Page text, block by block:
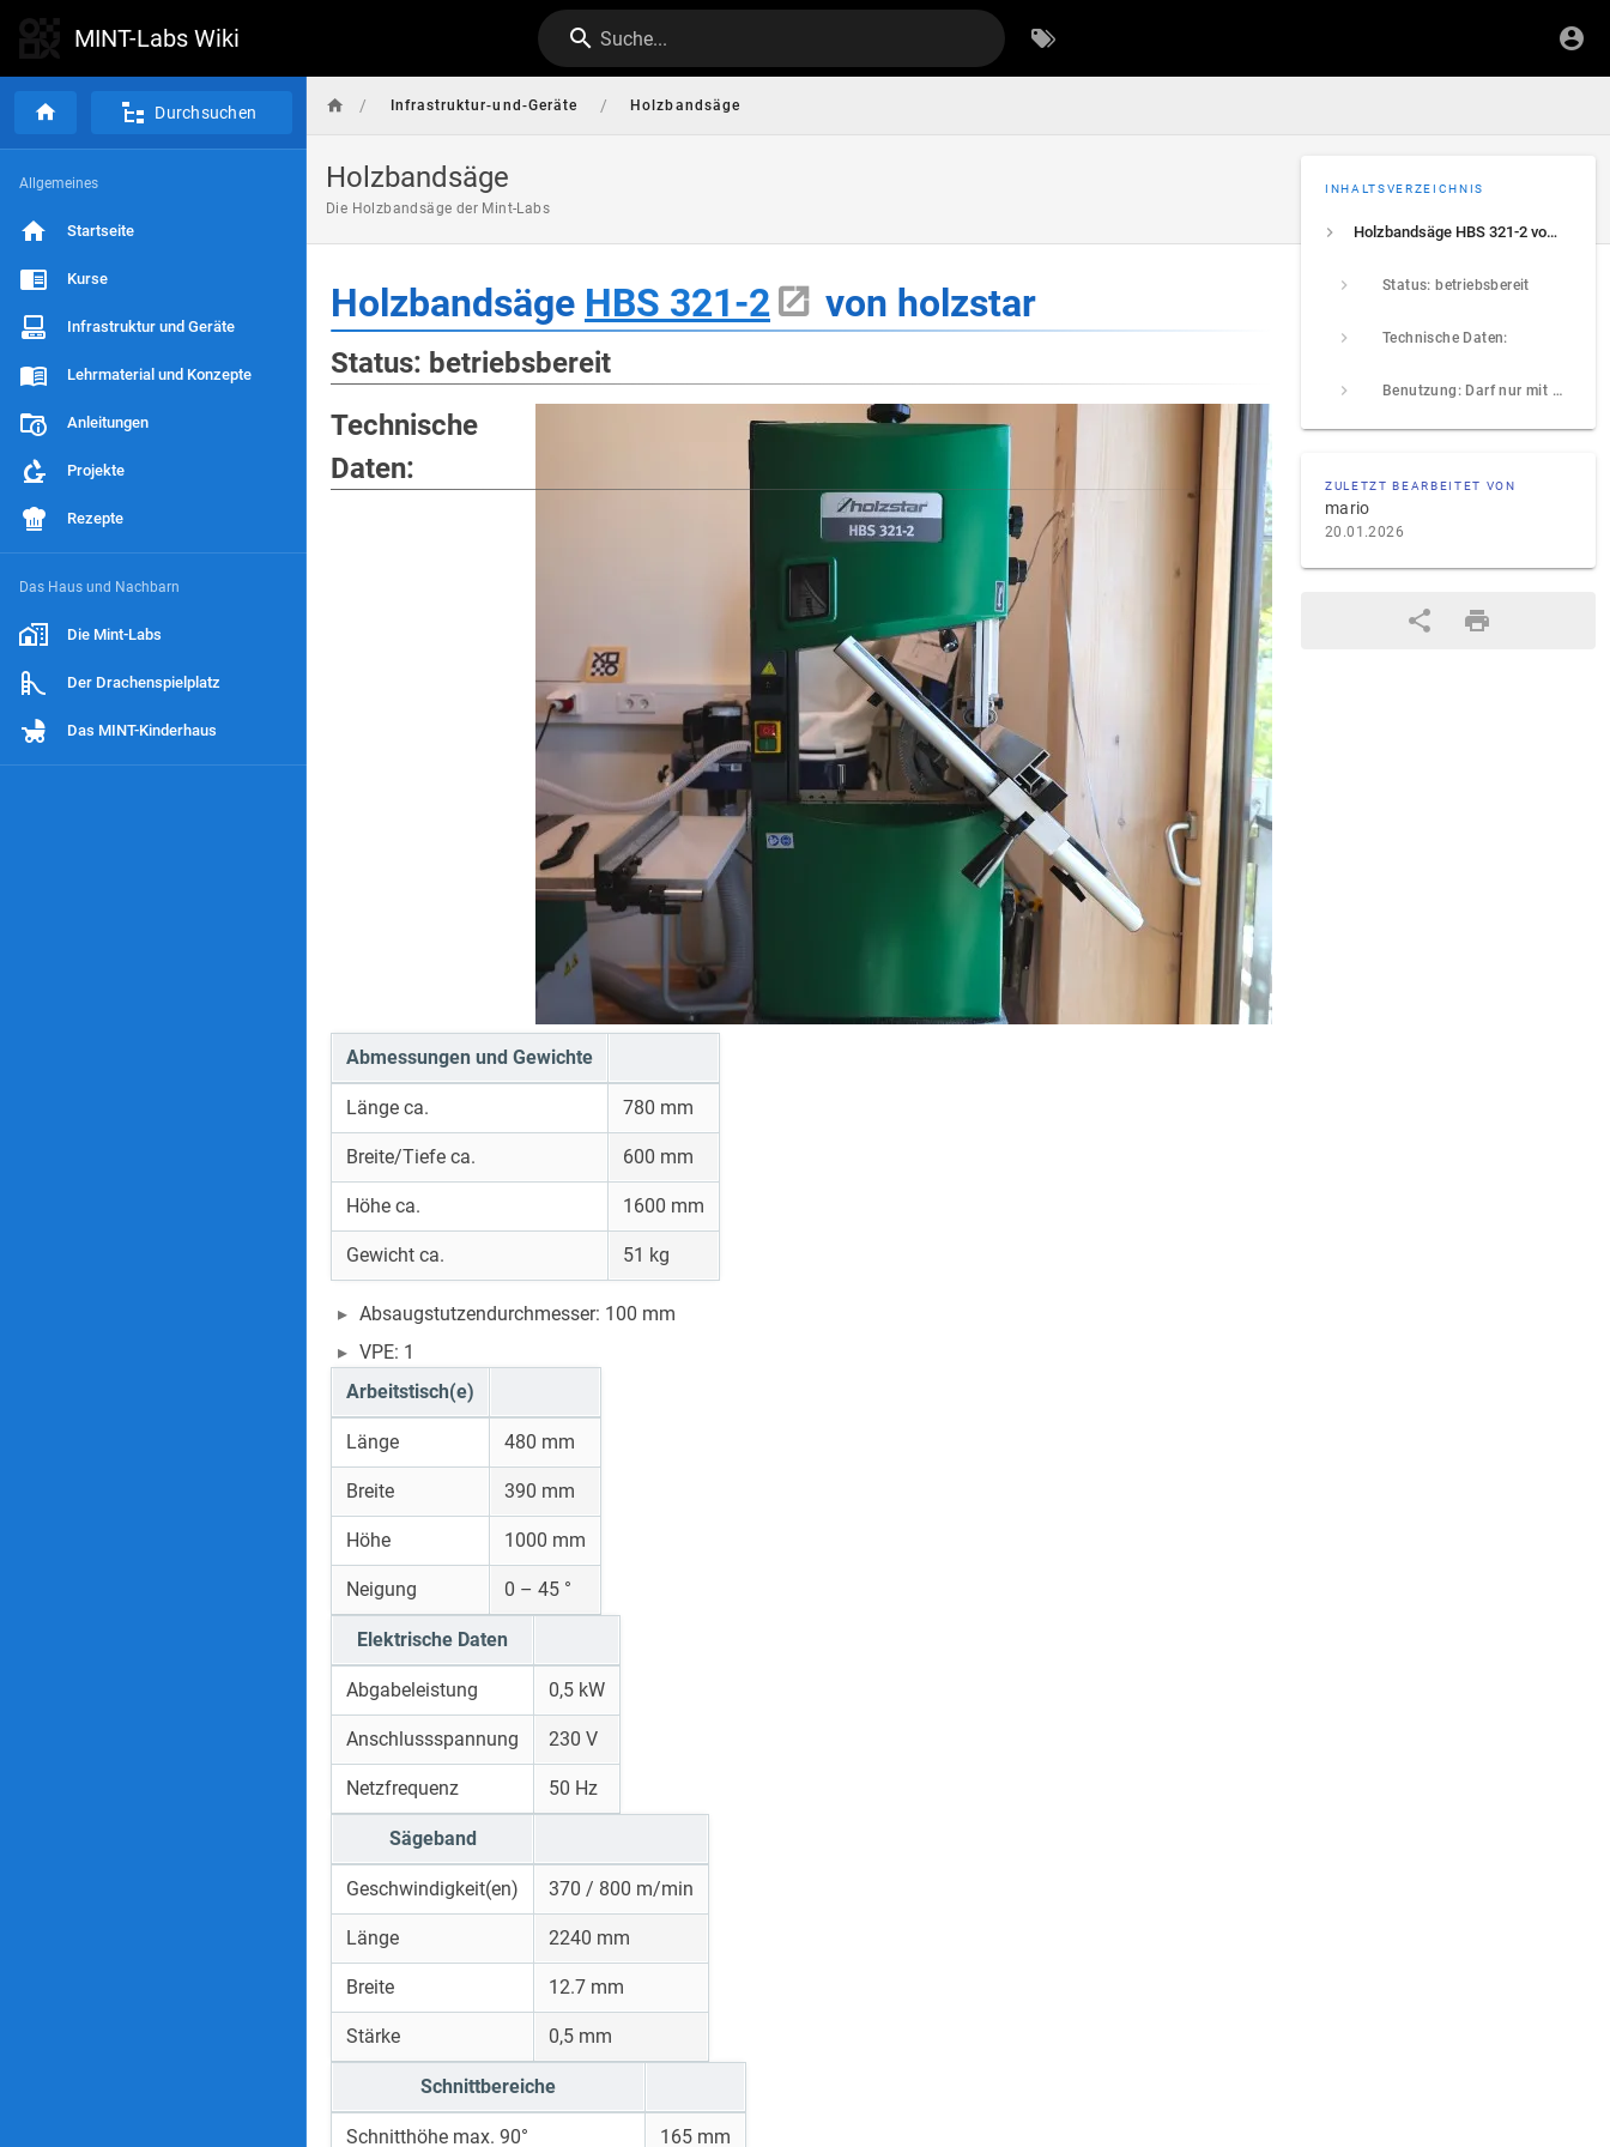
MINT-Labs Wiki Suche...
Durchsuchen
Allgemeines
Startseite
Kurse
Infrastruktur und Geräte
Lehrmaterial und Konzepte
Anleitungen
Projekte
Rezepte
Das Haus und Nachbarn
Die Mint-Labs
Der Drachenspielplatz
Das MINT-Kinderhaus
/ Infrastruktur-und-Geräte / Holzbandsäge
Holzbandsäge
Die Holzbandsäge der Mint-Labs
INHALTSVERZEICHNIS
Holzbandsäge HBS 321-2 von holzstar
Status: betriebsbereit
Technische Daten:
Benutzung: Darf nur mit Einweisung benutzt werden!
ZULETZT BEARBEITET VON
mario
20.01.2026
Holzbandsäge HBS 321-2 von holzstar
Status: betriebsbereit
Technische
Daten:
Abmessungen und Gewichte
Länge ca. 780 mm
Breite/Tiefe ca. 600 mm
Höhe ca. 1600 mm
Gewicht ca. 51 kg
Absaugstutzendurchmesser: 100 mm
VPE: 1
Arbeitstisch(e)
Länge 480 mm
Breite 390 mm
Höhe 1000 mm
Neigung 0 – 45 °
Elektrische Daten
Abgabeleistung 0,5 kW
Anschlussspannung 230 V
Netzfrequenz 50 Hz
Sägeband
Geschwindigkeit(en) 370 / 800 m/min
Länge 2240 mm
Breite 12.7 mm
Stärke 0,5 mm
Schnittbereiche
Schnitthöhe max. 90° 165 mm